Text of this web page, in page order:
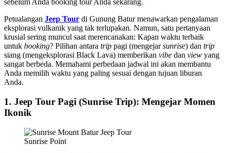
sebelum Anda booking tour Anda sekarang.
Petualangan Jeep Tour di Gunung Batur menawarkan pengalaman
eksplorasi vulkanik yang tak terlupakan. Namun, satu pertanyaan
krusial sering muncul saat merencanakan: Kapan waktu terbaik
untuk booking? Pilihan antara trip pagi (mengejarsunrise) dan trip
siang (mengeksplorasi Black Lava) memberikan vibe dan view yang
sangat berbeda. Memahami perbedaan jadwal ini akan membantu
Anda memilih waktu yang paling sesuai dengan tujuan liburan
Anda.
1. Jeep Tour Pagi (Sunrise Trip): Mengejar Momen
Ikonik
Sunrise Point